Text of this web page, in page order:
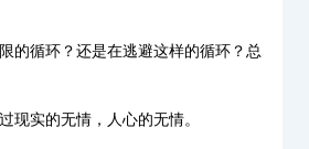
的循环？还是在逃避这样的循环？总
现实的无情，人心的无情。